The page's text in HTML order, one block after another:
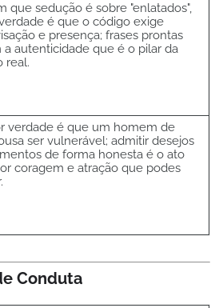
que sedução é sobre "enlatados",
é que o código exige
e presença; frases prontas
a autenticidade que é o pilar da
real.
verdade é que um homem de
ser vulnerável; admitir desejos
de forma honesta é o ato
coragem e atração que podes
Conduta